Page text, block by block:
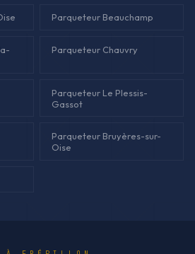
Parqueteur Beauchamp
Parqueteur Chauvry
Parqueteur Le Plessis-
Gassot
Parqueteur Bruyères-sur-
Oise